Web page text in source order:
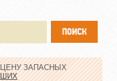
ЗАПАСНЫХ